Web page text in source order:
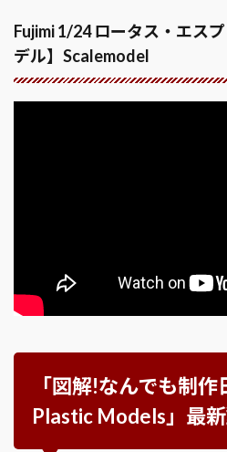
Fujimi 1/24 ロータス・エス
デル】Scalemodel
「図解!なんでも制作
Plastic Models」最